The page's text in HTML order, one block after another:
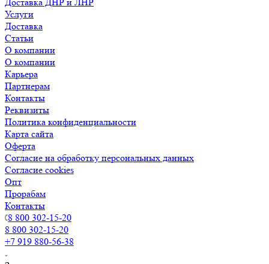
Услуги
Доставка
Статьи
О компании
О компании
Карьера
Партнерам
Контакты
Реквизиты
Политика конфиденциальности
Карта сайта
Оферта
Согласие на обработку персональных данных
Согласие cookies
Опт
Прорабам
Контакты
8 800 302-15-20
8 800 302-15-20
+7 919 880-56-38